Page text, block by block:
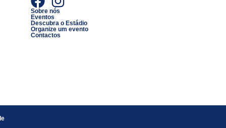
Sobre nós
Eventos
Descubra o Estádio
Organize um evento
Contactos